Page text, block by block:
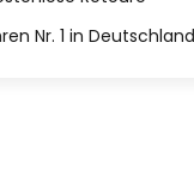
Nr. 1 in Deutschland